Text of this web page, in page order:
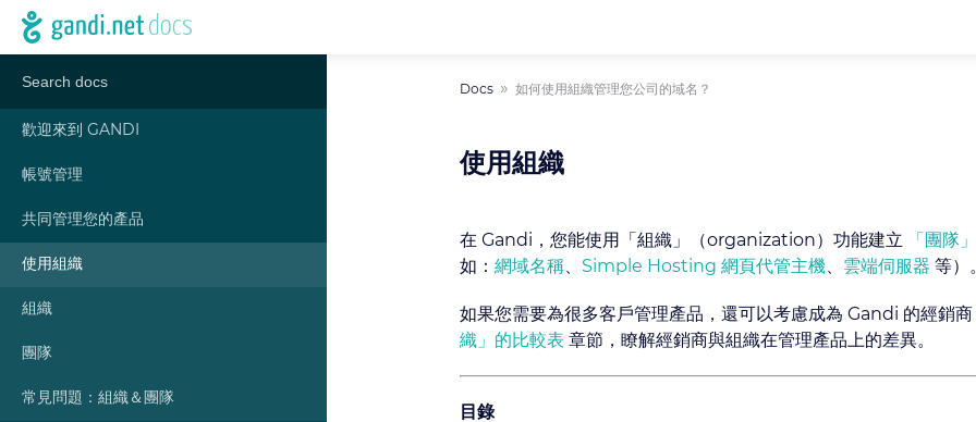
歡迎來到 GANDI
帳號管理
共同管理您的產品
使用組織
組織
團隊
常見問題：組織＆團隊
Docs 如何使用組織管理您公司的域名？
使用組織
在 Gandi，您能使用「組織」（organization）功能建立
「團隊
如： 網域名稱 Simple Hosting 網頁代管主機 雲端伺服器 等）
如果您需要為很多客戶管理產品，還可以考慮成為 Gandi 的經銷
織」的比較表 章節，瞭解經銷商與組織在管理產品上的差異。
目錄